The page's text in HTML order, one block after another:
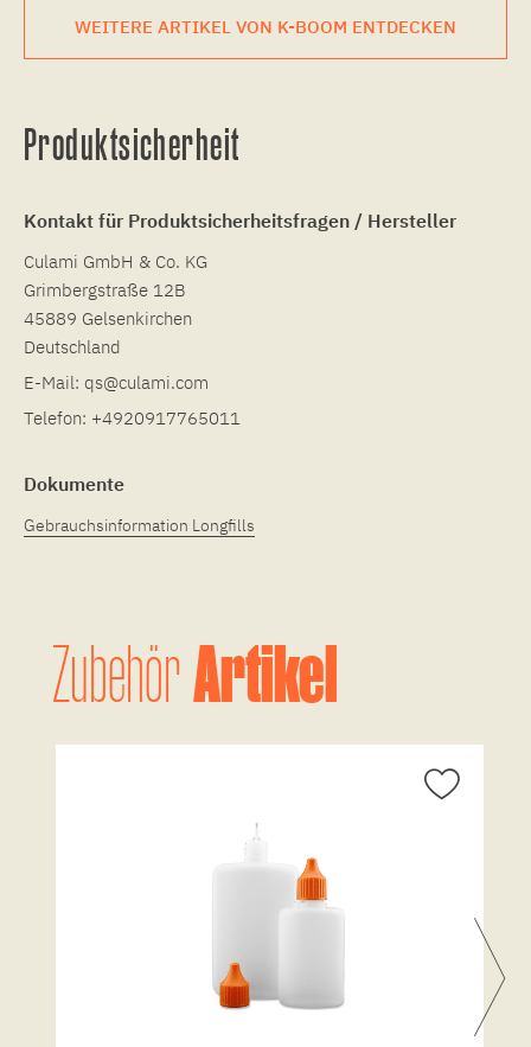
WEITERE ARTIKEL VON K-BOOM ENTDECKEN
Produktsicherheit
Kontakt für Produktsicherheitsfragen / Hersteller
Culami GmbH & Co. KG
Grimbergstraße 12B
45889 Gelsenkirchen
Deutschland
E-Mail: qs@culami.com
Telefon: +4920917765011
Dokumente
Gebrauchsinformation Longfills
ZubehörArtikel